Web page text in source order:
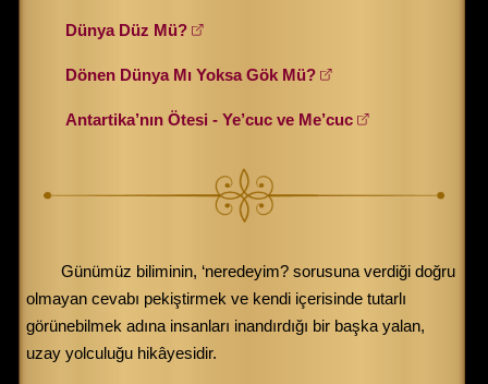
Dünya Düz Mü?
Dönen Dünya Mı Yoksa Gök Mü?
Antartika’nın Ötesi - Ye’cuc ve Me’cuc
Günümüz biliminin, ‘neredeyim? sorusuna verdiği doğru
olmayan cevabı pekiştirmek ve kendi içerisinde tutarlı
görünebilmek adına insanları inandırdığı bir başka yalan,
uzay yolculuğu hikâyesidir.